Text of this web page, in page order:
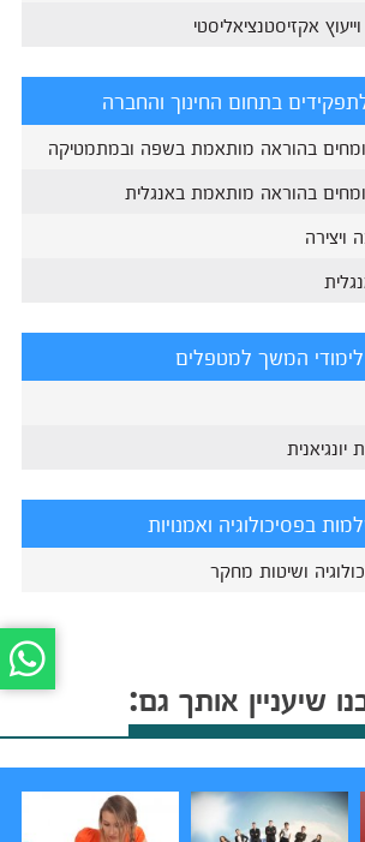
אקזיסטנציאליסטי
בתחום החינוך והחברה
בהוראה מותאמת בשפה ובמתמטיקה
בהוראה מותאמת באנגלית
ויצירה
לימודי המשך למטפלים
בפסיכולוגיה ואמנויות
ושיטות מחקר
שיעניין אותך גם: